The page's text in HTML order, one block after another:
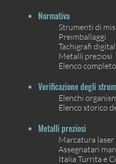
Normativa
Strumenti di
Preimballaggi
Tachigrafi
Metalli preziosi
Elenco completo
Verificazione degli
Elenchi
Elenco storico
Metalli preziosi
Marcatura laser
Assegnatari
Italia Turrita e